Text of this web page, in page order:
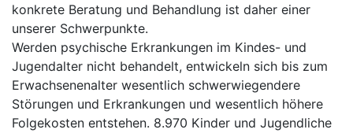
konkrete Beratung und Behandlung ist daher einer
unserer Schwerpunkte.
Werden psychische Erkrankungen im Kindes- und
Jugendalter nicht behandelt, entwickeln sich bis zum
Erwachsenenalter wesentlich schwerwiegendere
Störungen und Erkrankungen und wesentlich höhere
Folgekosten entstehen. 8.970 Kinder und Jugendliche